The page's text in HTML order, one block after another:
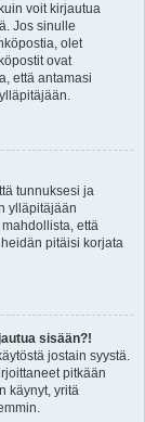
voit kirjautua
Jos sinulle
olet
ovat
että antamasi
tunnuksesi ja
ylläpitäjään
että
pitäisi korjata
sisään?!
jostain syystä.
pitkään
käynyt, yritä